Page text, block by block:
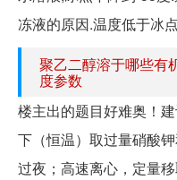
冻液的原因.温度低于冰
聚乙二醇溶于哪些有
度参数
楼主出的题目好难奥！
下（恒温）取过量硝酸
过夜；高速离心，定量